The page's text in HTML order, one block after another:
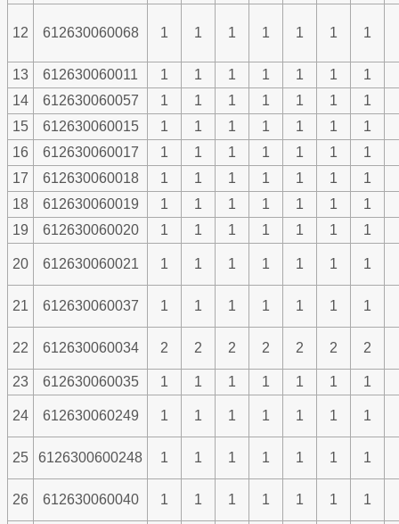
12 612630060068 1 1 1 1 1 1 1
13 612630060011 1 1 1 1 1 1
1
14
612630060057 1 1 1 1 1 1
1
15
612630060015 1 1 1 1 1 1
1
16
612630060017 1 1 1 1 1 1
1
17
612630060018 1 1 1 1 1 1
1
18
612630060019 1 1 1 1 1 1
1
19
612630060020 1 1 1 1 1 1 1
20 612630060021 1 1 1 1 1 1 1
21 612630060037 1 1 1 1 1 1 1
22 612630060034 2 2 2 2 2 2 2
23 612630060035 1 1 1 1 1 1 1
24 612630060249 1 1 1 1 1 1 1
25 6126300600248 1 1 1 1 1 1 1
26 612630060040 1 1 1 1 1 1 1